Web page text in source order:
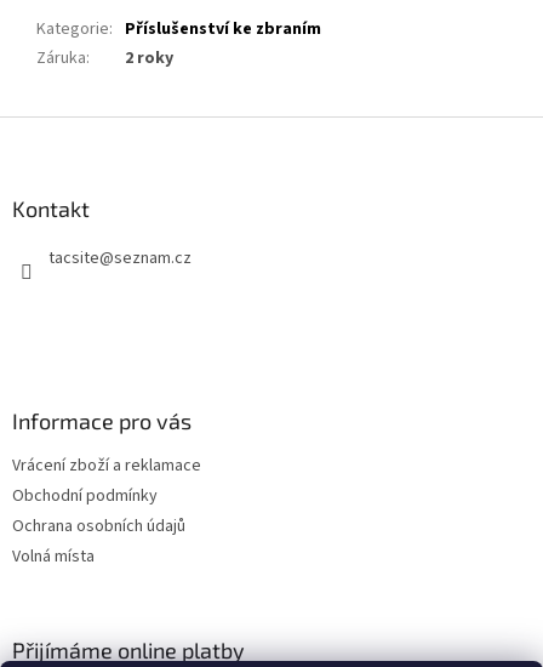
Kategorie: Příslušenství ke zbraním
Záruka: 2 roky
Kontakt
tacsite@seznam.cz
Informace pro vás
Vrácení zboží a reklamace
Obchodní podmínky
Ochrana osobních údajů
Volná místa
Přijímáme online platby